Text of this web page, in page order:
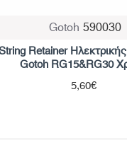
Gotoh 590030
Retainer
Gotoh RG15&RG30
5,60€